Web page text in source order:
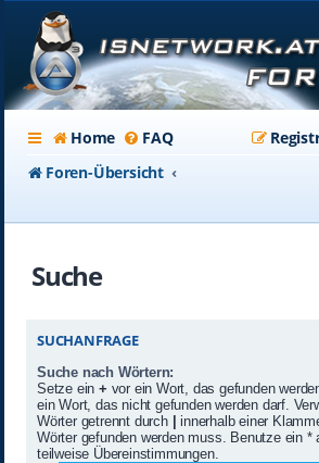
Home FAQ
Foren-Übersicht
Suche
SUCHANFRAGE
Suche nach Wörtern:
Setze ein + vor ein Wort, das gefunden
ein Wort, das nicht gefunden werden darf.
Wörter getrennt durch | innerhalb einer
Wörter gefunden werden muss. Benutze ein *
teilweise Übereinstimmungen.